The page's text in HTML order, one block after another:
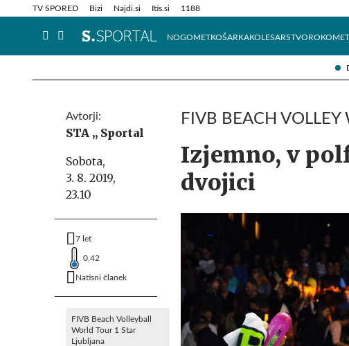
TV SPORED Bizi Najdi.si Itis.si 1188
NOGOMETKOŠARKAKOLESARSTVOROKOMET
Info in obvestila Tehnik
Avtorji:
STA ,, Sportal
Sobota,
3. 8. 2019,
23.10
7 let
0,42
Natisni članek
FIVB Beach Volleyball
World Tour 1 Star
Ljubljana
FIVB BEACH
Izjemno, v
dvojici